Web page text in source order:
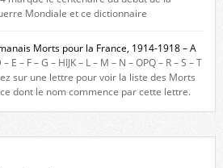
Mondiale et ce dictionnaire
aux romanais Morts pour la
base de cette recherche historique est
sur les plaques commémoratives de
Dauphiné et du lycée Triboulet, […]
Morts pour la France, 1914-1918 – A
E – F – G – HIJK – L – M – N – OPQ – R – S – T
sur une lettre pour voir la liste des Morts
dont le nom commence par cette lettre.